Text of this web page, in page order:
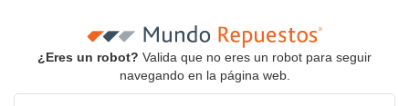
¿Eres un robot? Valida que no eres un robot para seguir
navegando en la página web.